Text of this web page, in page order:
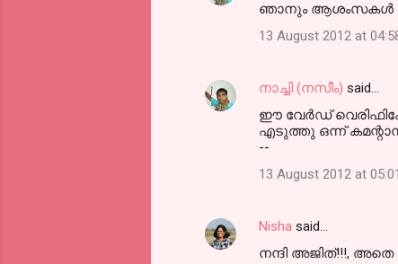
ഞാനും ആശംസകള്‍
13 August 2012 at
നാച്ചി (നസീം) said…
ഈ വേര്‍ഡ്
എടുത്തു ഒന്ന്
--
13 August 2012 at 05:01
Nisha said…
നന്ദി അജിത്‌!!!,